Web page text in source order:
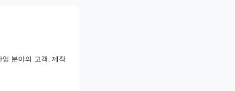
분야의 고객, 제작